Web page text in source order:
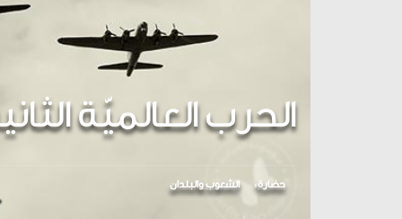
الحرب العالميّة
حضارة الشعوب والبلدان